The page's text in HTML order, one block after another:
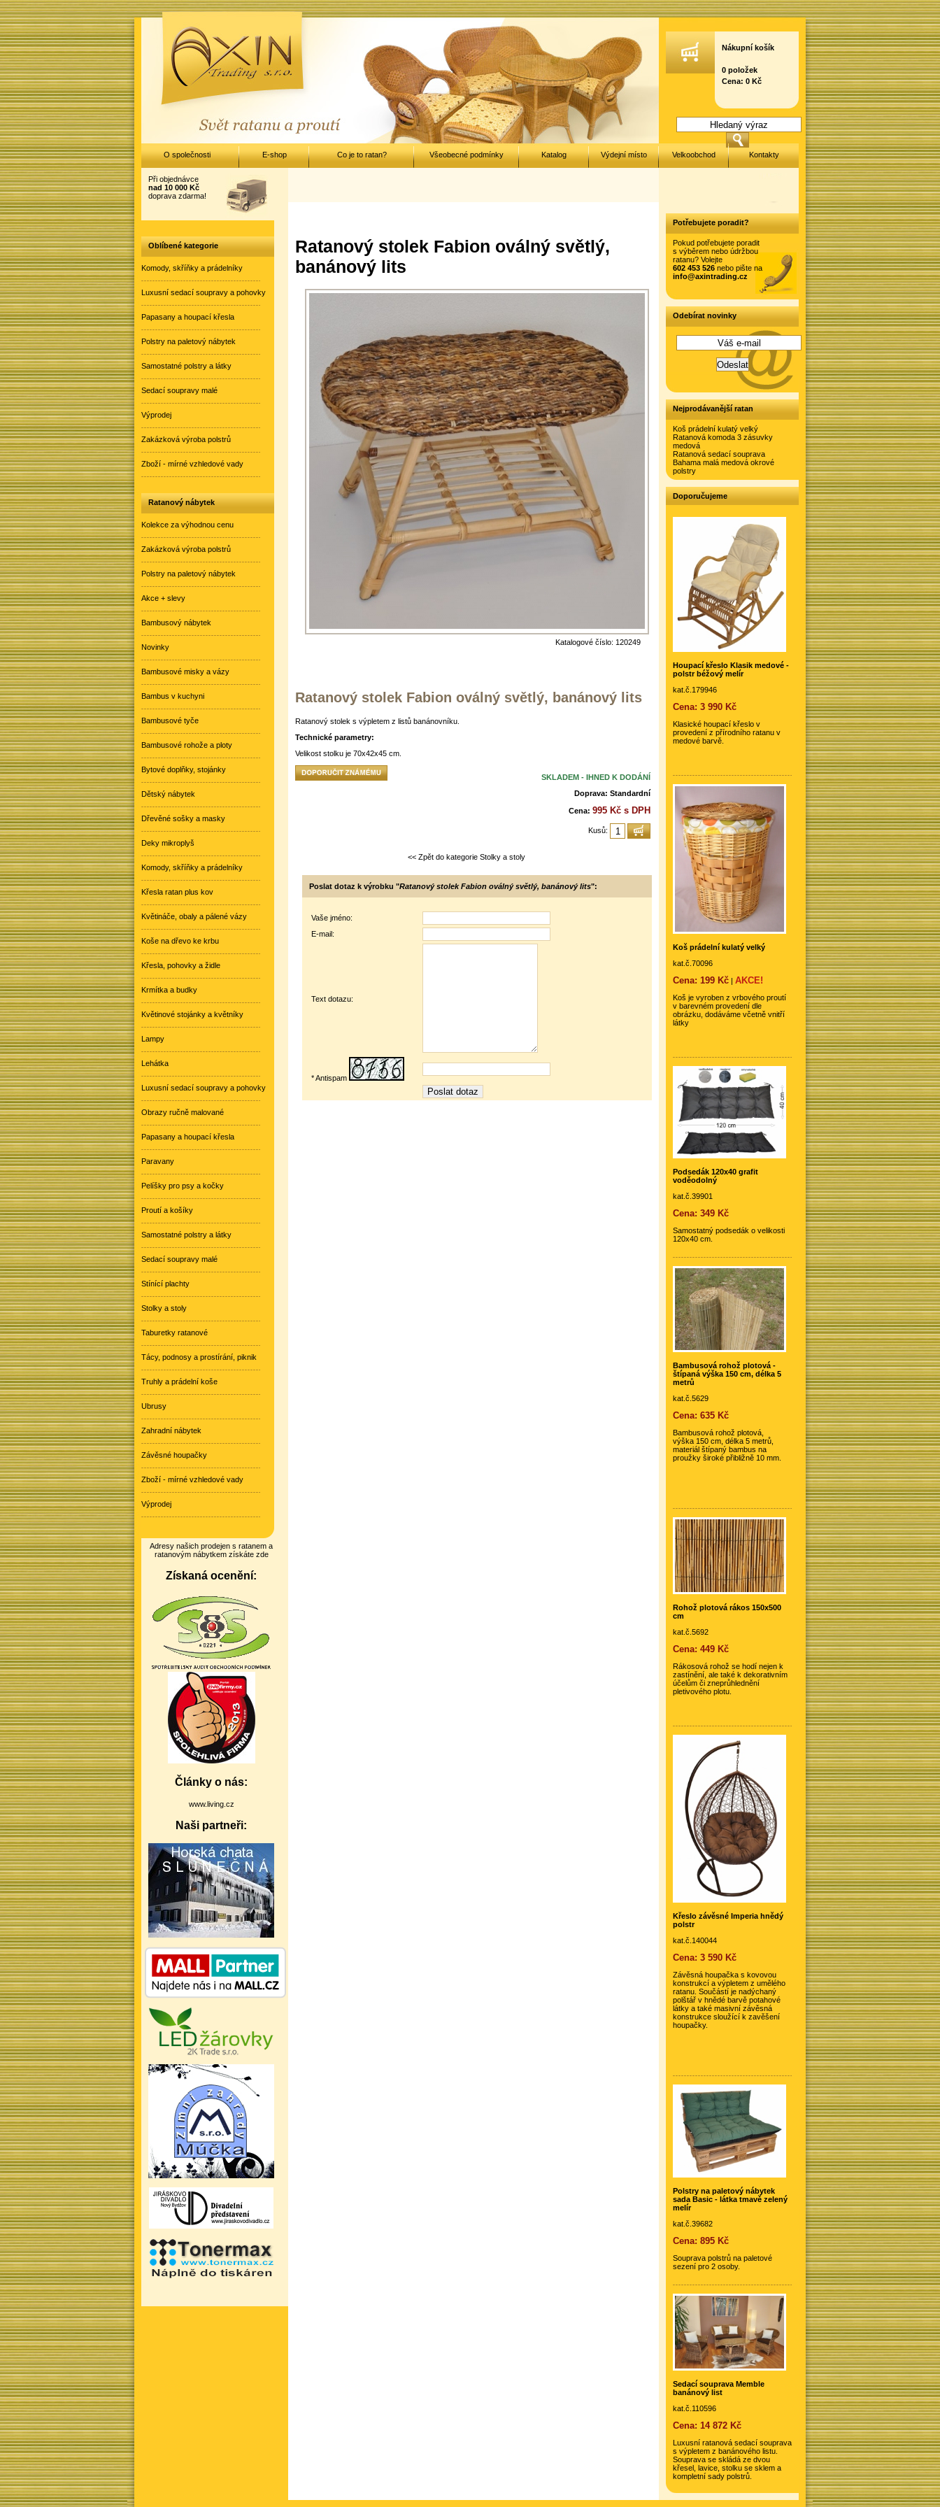
Ratanový stolek Fabion oválný světlý,
banánový lits
Katalogové číslo: 120249
Ratanový stolek Fabion oválný světlý, banánový lits
Ratanový stolek s výpletem z listů banánovníku.
Technické parametry:
Velikost stolku je 70x42x45 cm.
SKLADEM - IHNED K DODÁNÍ
Doprava: Standardní
Cena: 995 Kč s DPH
Kusů:
<< Zpět do kategorie Stolky a stoly
Poslat dotaz k výrobku "Ratanový stolek Fabion oválný světlý, banánový lits":
Vaše jméno:
E-mail:
Text dotazu:
* Antispam
Potřebujete poradit?
Pokud potřebujete poradit
s výběrem nebo údržbou
ratanu? Volejte
602 453 526 nebo pište na
info@axintrading.cz
Odebírat novinky
Nejprodávanější ratan
Koš prádelní kulatý velký
Ratanová komoda 3 zásuvky
medová
Ratanová sedací souprava
Bahama malá medová okrové
polstry
Doporučujeme
Houpací křeslo Klasik medové -
polstr béžový melír
kat.č.179946
Cena: 3 990 Kč
Klasické houpací křeslo v
provedení z přírodního ratanu v
medové barvě.
Koš prádelní kulatý velký
kat.č.70096
Cena: 199 Kč | AKCE!
Koš je vyroben z vrbového proutí
v barevném provedení dle
obrázku, dodáváme včetně vnitří
látky
Podsedák 120x40 grafit
voděodolný
kat.č.39901
Cena: 349 Kč
Samostatný podsedák o velikosti
120x40 cm.
Bambusová rohož plotová -
štípaná výška 150 cm, délka 5
metrů
kat.č.5629
Cena: 635 Kč
Bambusová rohož plotová,
výška 150 cm, délka 5 metrů,
materiál štípaný bambus na
proužky široké přibližně 10 mm.
Rohož plotová rákos 150x500
cm
kat.č.5692
Cena: 449 Kč
Rákosová rohož se hodí nejen k
zastínění, ale také k dekorativním
účelům či zneprůhlednění
pletivového plotu.
Křeslo závěsné Imperia hnědý
polstr
kat.č.140044
Cena: 3 590 Kč
Závěsná houpačka s kovovou
konstrukcí a výpletem z umělého
ratanu. Součástí je nadýchaný
polštář v hnědé barvě potahové
látky a také masivní závěsná
konstrukce sloužící k zavěšení
houpačky.
Polstry na paletový nábytek
sada Basic - látka tmavě zelený
melír
kat.č.39682
Cena: 895 Kč
Souprava polstrů na paletové
sezení pro 2 osoby.
Sedací souprava Memble
banánový list
kat.č.110596
Cena: 14 872 Kč
Luxusní ratanová sedací souprava
s výpletem z banánového listu.
Souprava se skládá ze dvou
křesel, lavice, stolku se sklem a
kompletní sady polstrů.
Při objednávce
nad 10 000 Kč
doprava zdarma!
Oblíbené kategorie
Komody, skříňky a prádelníky
Luxusní sedací soupravy a pohovky
Papasany a houpací křesla
Polstry na paletový nábytek
Samostatné polstry a látky
Sedací soupravy malé
Výprodej
Zakázková výroba polstrů
Zboží - mírné vzhledové vady
Ratanový nábytek
Kolekce za výhodnou cenu
Zakázková výroba polstrů
Polstry na paletový nábytek
Akce + slevy
Bambusový nábytek
Novinky
Bambusové misky a vázy
Bambus v kuchyni
Bambusové tyče
Bambusové rohože a ploty
Bytové doplňky, stojánky
Dětský nábytek
Dřevěné sošky a masky
Deky mikroplyš
Komody, skříňky a prádelníky
Křesla ratan plus kov
Květináče, obaly a pálené vázy
Koše na dřevo ke krbu
Křesla, pohovky a židle
Krmítka a budky
Květinové stojánky a květníky
Lampy
Lehátka
Luxusní sedací soupravy a pohovky
Obrazy ručně malované
Papasany a houpací křesla
Paravany
Pelíšky pro psy a kočky
Proutí a košíky
Samostatné polstry a látky
Sedací soupravy malé
Stínící plachty
Stolky a stoly
Taburetky ratanové
Tácy, podnosy a prostírání, piknik
Truhly a prádelní koše
Ubrusy
Zahradní nábytek
Závěsné houpačky
Zboží - mírné vzhledové vady
Výprodej
Adresy našich prodejen s ratanem a
ratanovým nábytkem získáte zde
Získaná ocenění:
Články o nás:
www.living.cz
Naši partneři:
Nákupní košík
0 položek
Cena: 0 Kč
O společnosti E-shop Co je to ratan? Všeobecné podmínky Katalog Výdejní místo Velkoobchod Kontakty